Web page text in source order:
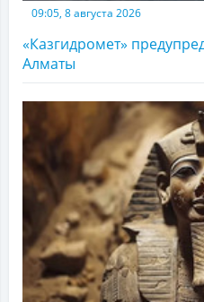
09:05, 8 августа 2026
«Казгидромет»
Алматы